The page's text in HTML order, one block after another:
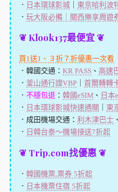
． 日本環球影城｜ 東京哈利波
． 玩大阪必備｜關西樂享周遊
❦ Klook137最便宜 ❦
買1送1、３折７折優惠一次看
．韓國交通： KR PASS、 高速
． 釜山通行證VBP｜ 首爾轉轉
． 不穩包退 ： 韓國eSIM、 日本
． 日本環球影城快速通關
東
．成田機場交通： 利木津巴士、
． 日韓台泰～機場接送7折起
❦ Trip.com找優惠 ❦
． 韓國機票,票券 5折起
． 日本機票住宿 5折起